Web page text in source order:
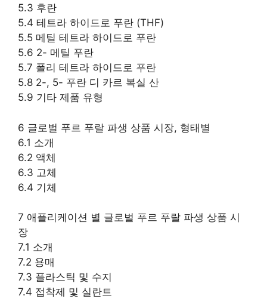
5.3 후란
5.4 테트라 하이드로 푸란 (THF)
5.5 메틸 테트라 하이드로 푸란
5.6 2- 메틸 푸란
5.7 폴리 테트라 하이드로 푸란
5.8 2-, 5- 푸란 디 카르 복실 산
5.9 기타 제품 유형
6 글로벌 푸르 푸랄 파생 상품 시장, 형태별
6.1 소개
6.2 액체
6.3 고체
6.4 기체
7 애플리케이션 별 글로벌 푸르 푸랄 파생 상품 시
장
7.1 소개
7.2 용매
7.3 플라스틱 및 수지
7.4 접착제 및 실란트